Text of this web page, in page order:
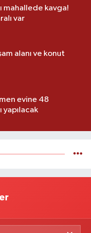
mahallede kavga!
var
alanı ve konut
evine 48
yapılacak